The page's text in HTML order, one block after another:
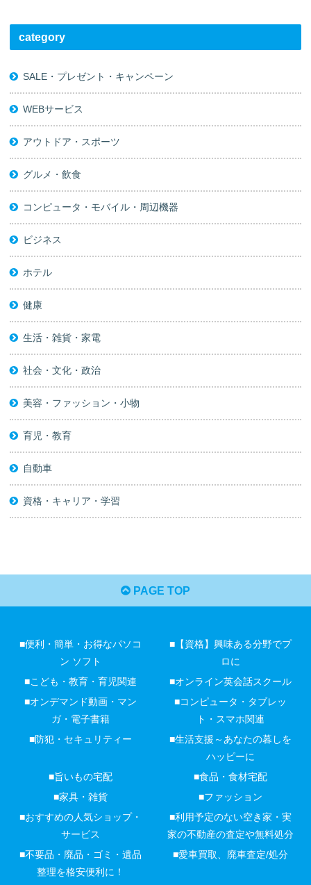
category
SALE・プレゼント・キャンペーン
WEBサービス
アウトドア・スポーツ
グルメ・飲食
コンピュータ・モバイル・周辺機器
ビジネス
ホテル
健康
生活・雑貨・家電
社会・文化・政治
美容・ファッション・小物
育児・教育
自動車
資格・キャリア・学習
PAGE TOP
■便利・簡単・お得なパソコ
ン ソフト
■【資格】興味ある分野でプ
ロに
■こども・教育・育児関連
■オンライン英会話スクール
■オンデマンド動画・マン
ガ・電子書籍
■コンピュータ・タブレッ
ト・スマホ関連
■防犯・セキュリティー
■生活支援～あなたの暮しを
ハッピーに
■旨いもの宅配
■食品・食材宅配
■家具・雑貨
■ファッション
■おすすめの人気ショップ・
サービス
■利用予定のない空き家・実
家の不動産の査定や無料処分
■不要品・廃品・ゴミ・遺品
整理を格安便利に！
■愛車買取、廃車査定/処分